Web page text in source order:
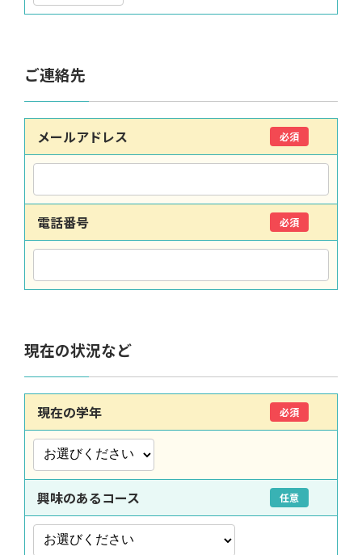
ご連絡先
メールアドレス 必須
電話番号 必須
現在の状況など
現在の学年 必須
興味のあるコース 任意